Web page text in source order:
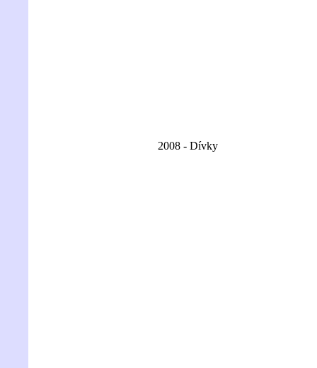
2008 - Dívky